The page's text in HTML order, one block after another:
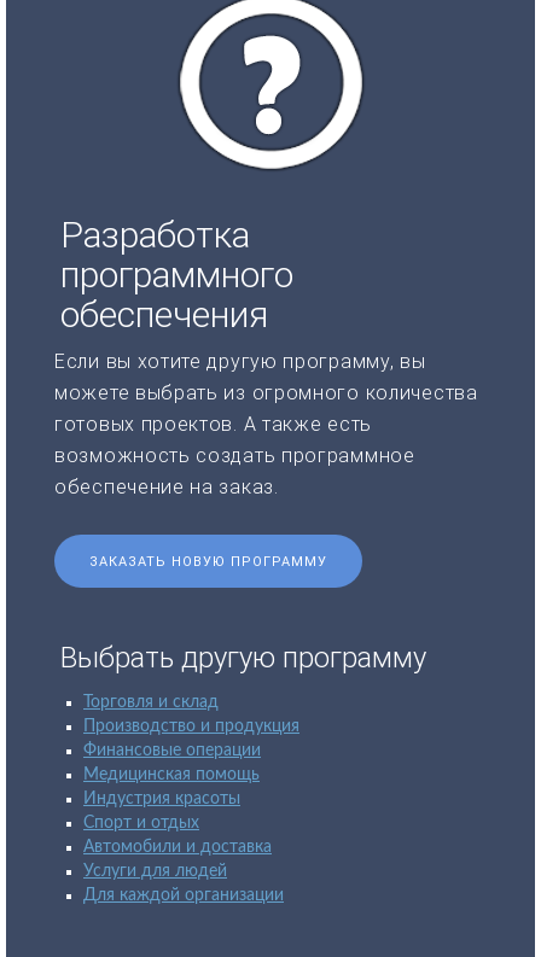
Разработка
программного
обеспечения
Если вы хотите другую программу, вы
можете выбрать из огромного количества
готовых проектов. А также есть
возможность создать программное
обеспечение на заказ.
ЗАКАЗАТЬ НОВУЮ ПРОГРАММУ
Выбрать другую программу
Торговля и склад
Производство и продукция
Финансовые операции
Медицинская помощь
Индустрия красоты
Спорт и отдых
Автомобили и доставка
Услуги для людей
Для каждой организации